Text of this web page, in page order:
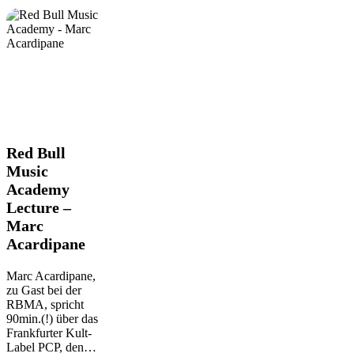
Red
Bull
Music
Academy
Lecture
–
Marc
Acardipane
Red Bull
Music
Academy
Lecture –
Marc
Acardipane
Marc Acardipane,
zu Gast bei der
RBMA, spricht
90min.(!) über das
Frankfurter Kult-
Label PCP, den…